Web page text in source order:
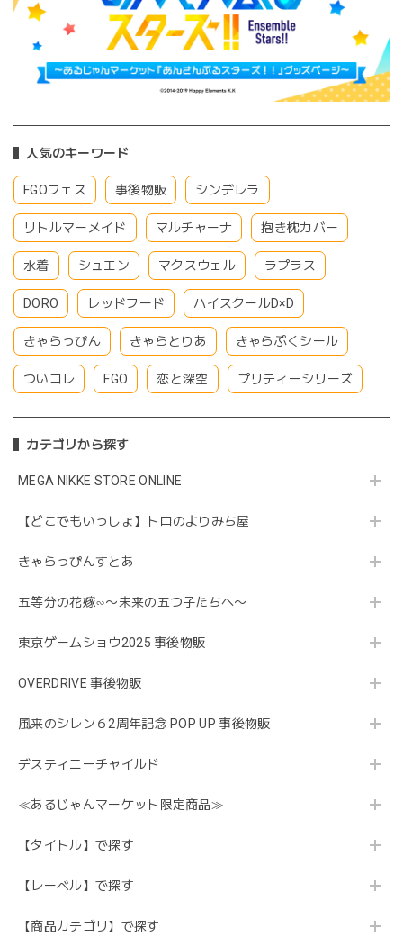
人気のキーワード
FGOフェス 事後物販 シンデレラ
リトルマーメイド マルチャーナ 抱き枕カバー
水着 シュエン マクスウェル ラプラス
DORO レッドフード ハイスクールD×D
きゃらっぴん きゃらとりあ きゃらぷくシール
ついコレ FGO 恋と深空 プリティーシリーズ
カテゴリから探す
MEGA NIKKE STORE ONLINE
【どこでもいっしょ】トロのよりみち屋
きゃらっぴんすとあ
五等分の花嫁∽〜未来の五つ子たちへ〜
東京ゲームショウ2025 事後物販
OVERDRIVE 事後物販
風来のシレン６2周年記念 POP UP 事後物販
デスティニーチャイルド
≪あるじゃんマーケット限定商品≫
【タイトル】で探す
【レーベル】で探す
【商品カテゴリ】で探す